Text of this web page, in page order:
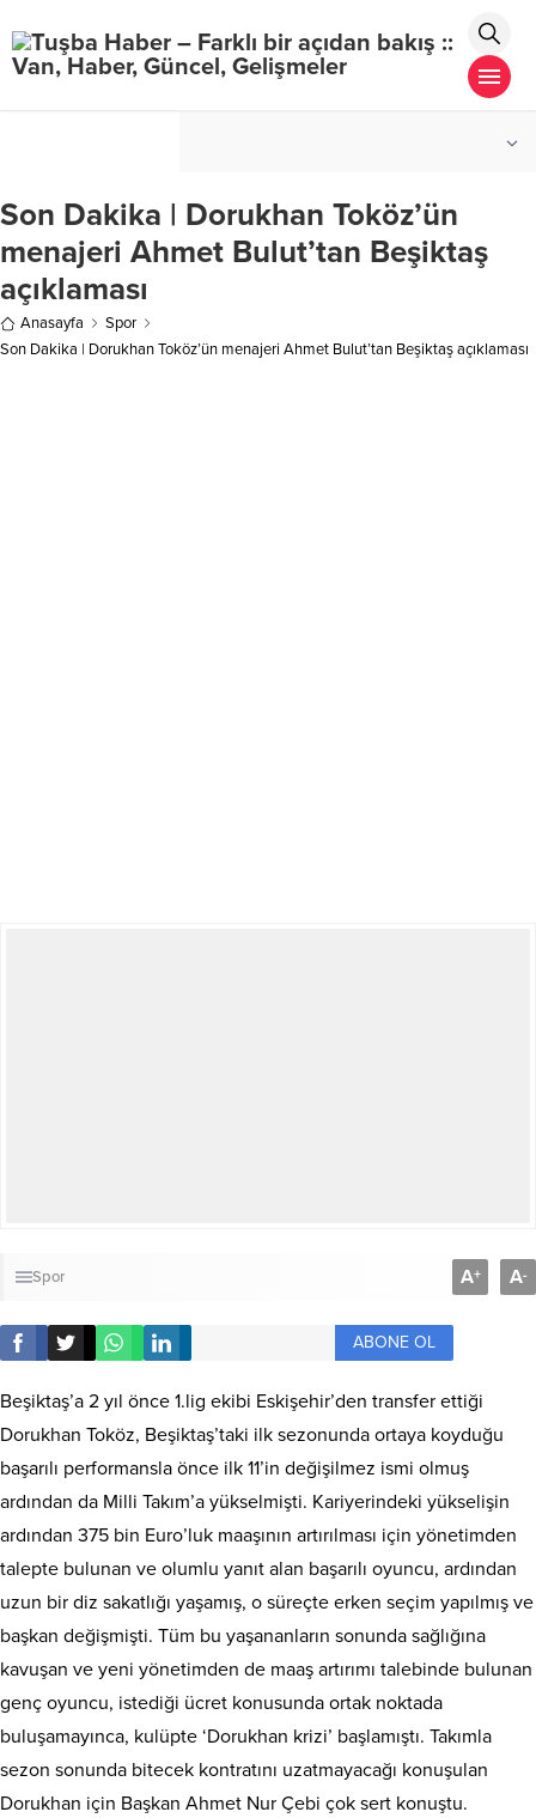
Son Dakika | Dorukhan Toköz’ün
menajeri Ahmet Bulut’tan Beşiktaş
açıklaması
Anasayfa
Spor
Son Dakika | Dorukhan Toköz’ün menajeri Ahmet Bulut’tan Beşiktaş açıklaması
Spor A+ A-
ABONE OL
Beşiktaş’a 2 yıl önce 1.lig ekibi Eskişehir’den transfer ettiği
Dorukhan Toköz, Beşiktaş’taki ilk sezonunda ortaya koyduğu
başarılı performansla önce ilk 11’in değişilmez ismi olmuş
ardından da Milli Takım’a yükselmişti. Kariyerindeki yükselişin
ardından 375 bin Euro’luk maaşının artırılması için yönetimden
talepte bulunan ve olumlu yanıt alan başarılı oyuncu, ardından
uzun bir diz sakatlığı yaşamış, o süreçte erken seçim yapılmış ve
başkan değişmişti. Tüm bu yaşananların sonunda sağlığına
kavuşan ve yeni yönetimden de maaş artırımı talebinde bulunan
genç oyuncu, istediği ücret konusunda ortak noktada
buluşamayınca, kulüpte ‘Dorukhan krizi’ başlamıştı. Takımla
sezon sonunda bitecek kontratını uzatmayacağı konuşulan
Dorukhan için Başkan Ahmet Nur Çebi çok sert konuştu.